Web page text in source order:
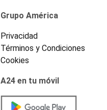
Grupo América
Privacidad
Términos y Condiciones
Cookies
A24 en tu móvil